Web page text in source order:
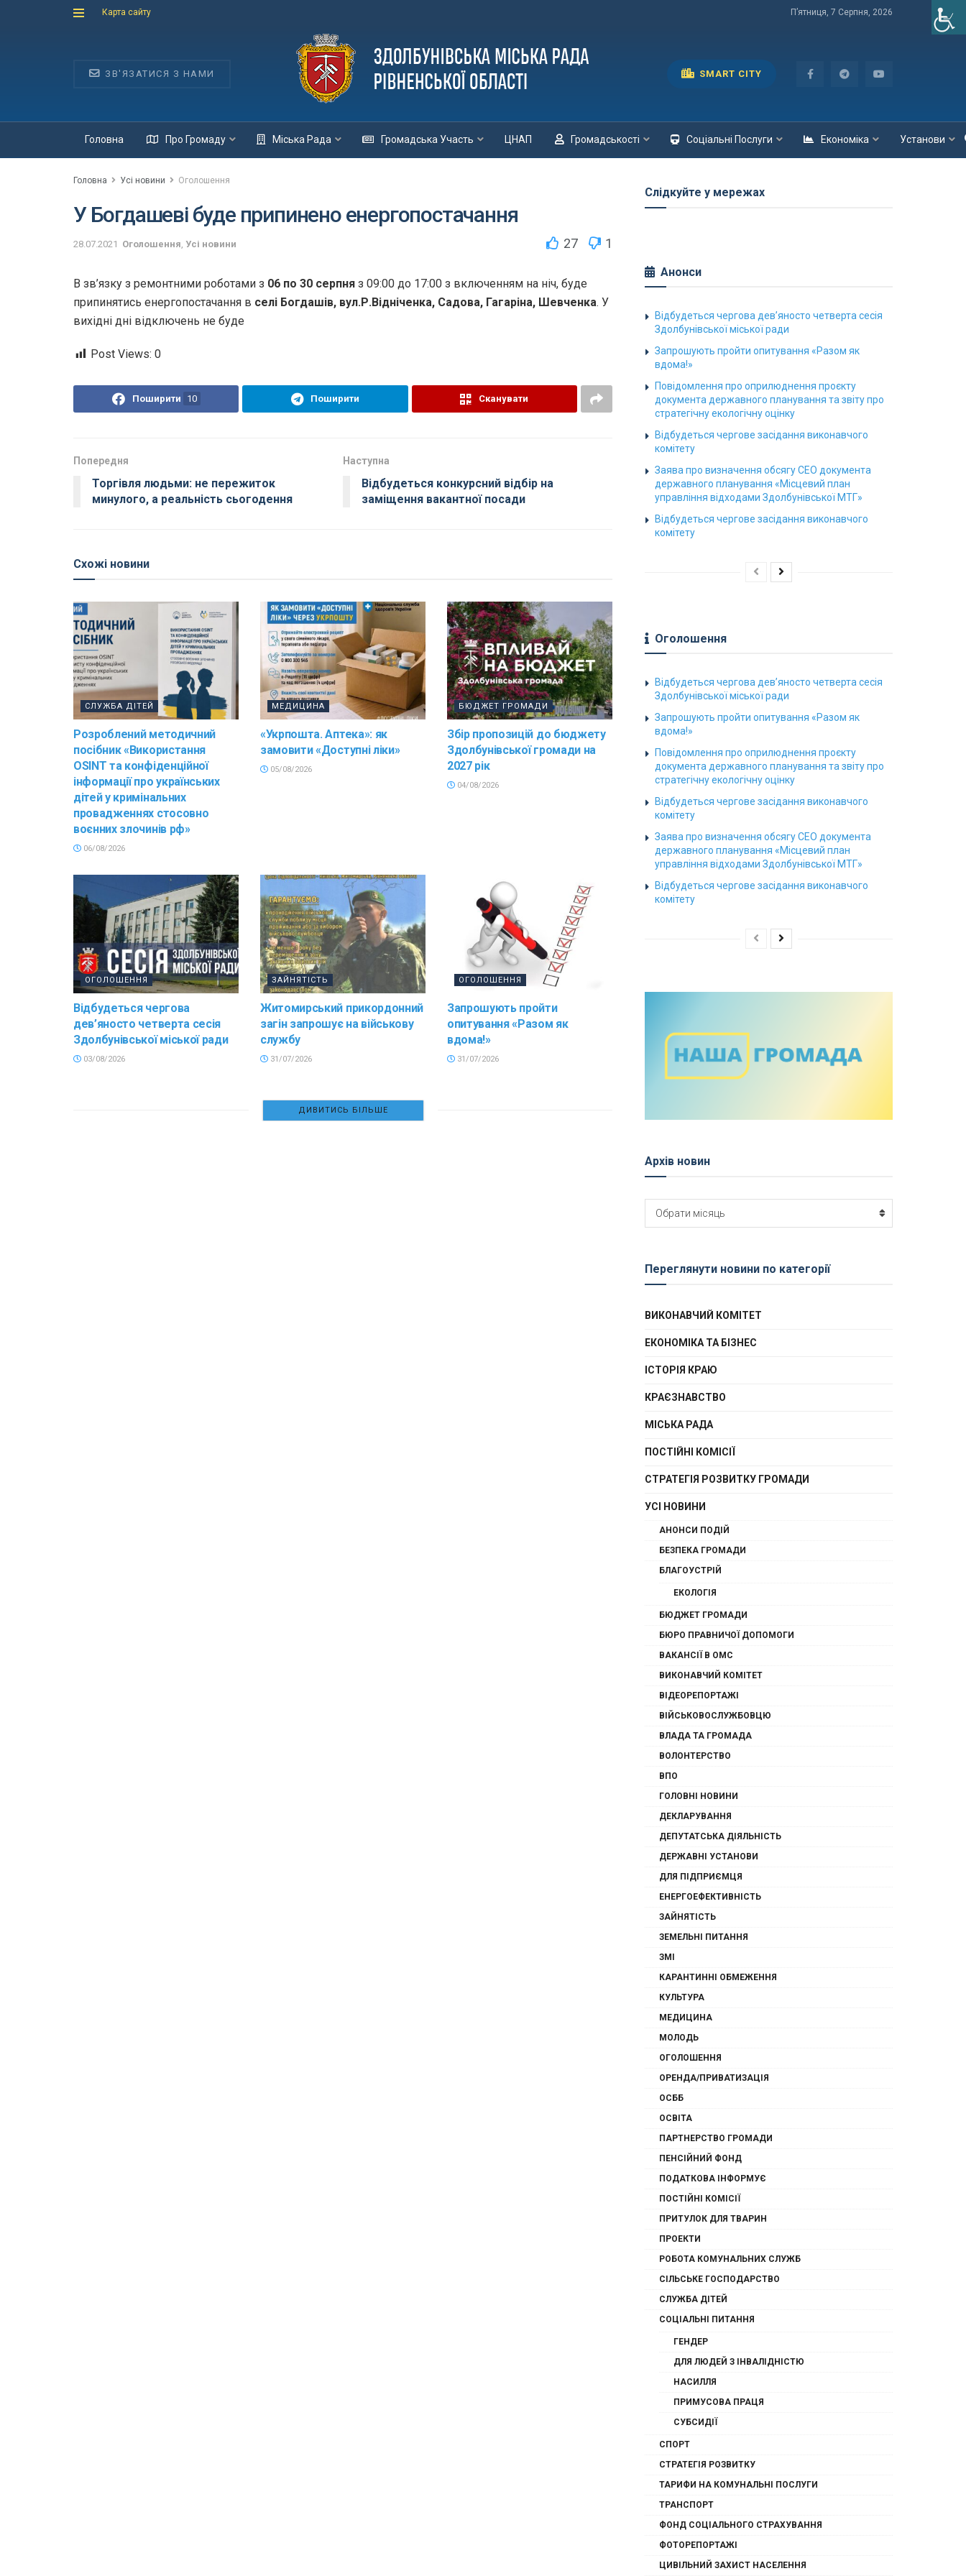
Карта сайту П’ятниця, 7 Серпня, 2026
ЗВ'ЯЗАТИСЯ З НАМИ SMART CITY
Головна Про Громаду Міська Рада Громадська Участь ЦНАП Громадськості Соціальні Послуги Економіка Установи
Головна Усі новини Оголошення
У Богдашеві буде припинено енергопостачання
28.07.2021 Оголошення, Усі новини 27 1
В зв’язку з ремонтними роботами з 06 по 30 серпня з 09:00 до 17:00 з включенням на ніч, буде
припинятись енергопостачання в селі Богдашів, вул.Р.Відніченка, Садова, Гагаріна, Шевченка. У
вихідні дні відключень не буде
Post Views: 0
Поширити 10 Поширити Сканувати
Попередня
Торгівля людьми: не пережиток
минулого, а реальність сьогодення
Наступна
Відбудеться конкурсний відбір на
заміщення вакантної посади
Схожі новини
СЛУЖБА ДІТЕЙ
Розроблений методичний
посібник «Використання
OSINT та конфіденційної
інформації про українських
дітей у кримінальних
провадженнях стосовно
воєнних злочинів рф»
06/08/2026
МЕДИЦИНА
«Укрпошта. Аптека»: як
замовити «Доступні ліки»
05/08/2026
БЮДЖЕТ ГРОМАДИ
Збір пропозицій до бюджету
Здолбунівської громади на
2027 рік
04/08/2026
ОГОЛОШЕННЯ
Відбудеться чергова
дев’яносто четверта сесія
Здолбунівської міської ради
03/08/2026
ЗАЙНЯТІСТЬ
Житомирський прикордонний
загін запрошує на військову
службу
31/07/2026
ОГОЛОШЕННЯ
Запрошують пройти
опитування «Разом як
вдома!»
31/07/2026
ДИВИТИСЬ БІЛЬШЕ
Слідкуйте у мережах
Анонси
Відбудеться чергова дев’яносто четверта сесія
Здолбунівської міської ради
Запрошують пройти опитування «Разом як
вдома!»
Повідомлення про оприлюднення проєкту
документа державного планування та звіту про
стратегічну екологічну оцінку
Відбудеться чергове засідання виконавчого
комітету
Заява про визначення обсягу СЕО документа
державного планування «Місцевий план
управління відходами Здолбунівської МТГ»
Відбудеться чергове засідання виконавчого
комітету
Оголошення
Відбудеться чергова дев’яносто четверта сесія
Здолбунівської міської ради
Запрошують пройти опитування «Разом як
вдома!»
Повідомлення про оприлюднення проєкту
документа державного планування та звіту про
стратегічну екологічну оцінку
Відбудеться чергове засідання виконавчого
комітету
Заява про визначення обсягу СЕО документа
державного планування «Місцевий план
управління відходами Здолбунівської МТГ»
Відбудеться чергове засідання виконавчого
комітету
Архів новин
Архів
новин
Обрати місяць
Переглянути новини по категорії
ВИКОНАВЧИЙ КОМІТЕТ
ЕКОНОМІКА ТА БІЗНЕС
ІСТОРІЯ КРАЮ
КРАЄЗНАВСТВО
МІСЬКА РАДА
ПОСТІЙНІ КОМІСІЇ
СТРАТЕГІЯ РОЗВИТКУ ГРОМАДИ
УСІ НОВИНИ
АНОНСИ ПОДІЙ
БЕЗПЕКА ГРОМАДИ
БЛАГОУСТРІЙ
ЕКОЛОГІЯ
БЮДЖЕТ ГРОМАДИ
БЮРО ПРАВНИЧОЇ ДОПОМОГИ
ВАКАНСІЇ В ОМС
ВИКОНАВЧИЙ КОМІТЕТ
ВІДЕОРЕПОРТАЖІ
ВІЙСЬКОВОСЛУЖБОВЦЮ
ВЛАДА ТА ГРОМАДА
ВОЛОНТЕРСТВО
ВПО
ГОЛОВНІ НОВИНИ
ДЕКЛАРУВАННЯ
ДЕПУТАТСЬКА ДІЯЛЬНІСТЬ
ДЕРЖАВНІ УСТАНОВИ
ДЛЯ ПІДПРИЄМЦЯ
ЕНЕРГОЕФЕКТИВНІСТЬ
ЗАЙНЯТІСТЬ
ЗЕМЕЛЬНІ ПИТАННЯ
ЗМІ
КАРАНТИННІ ОБМЕЖЕННЯ
КУЛЬТУРА
МЕДИЦИНА
МОЛОДЬ
ОГОЛОШЕННЯ
ОРЕНДА/ПРИВАТИЗАЦІЯ
ОСББ
ОСВІТА
ПАРТНЕРСТВО ГРОМАДИ
ПЕНСІЙНИЙ ФОНД
ПОДАТКОВА ІНФОРМУЄ
ПОСТІЙНІ КОМІСІЇ
ПРИТУЛОК ДЛЯ ТВАРИН
ПРОЕКТИ
РОБОТА КОМУНАЛЬНИХ СЛУЖБ
СІЛЬСЬКЕ ГОСПОДАРСТВО
СЛУЖБА ДІТЕЙ
СОЦІАЛЬНІ ПИТАННЯ
ГЕНДЕР
ДЛЯ ЛЮДЕЙ З ІНВАЛІДНІСТЮ
НАСИЛЛЯ
ПРИМУСОВА ПРАЦЯ
СУБСИДІЇ
СПОРТ
СТРАТЕГІЯ РОЗВИТКУ
ТАРИФИ НА КОМУНАЛЬНІ ПОСЛУГИ
ТРАНСПОРТ
ФОНД СОЦІАЛЬНОГО СТРАХУВАННЯ
ФОТОРЕПОРТАЖІ
ЦИВІЛЬНИЙ ЗАХИСТ НАСЕЛЕННЯ